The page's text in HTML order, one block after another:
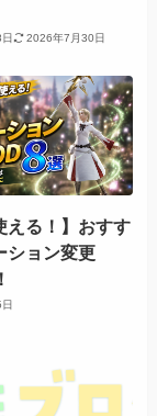
2026年7月30日
える！】おすす
ション変更